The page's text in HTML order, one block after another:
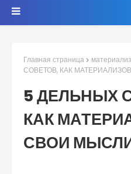
Главная страница
СОВЕТОВ, КАК
5 ДЕЛЬНЫХ
КАК
СВОИ